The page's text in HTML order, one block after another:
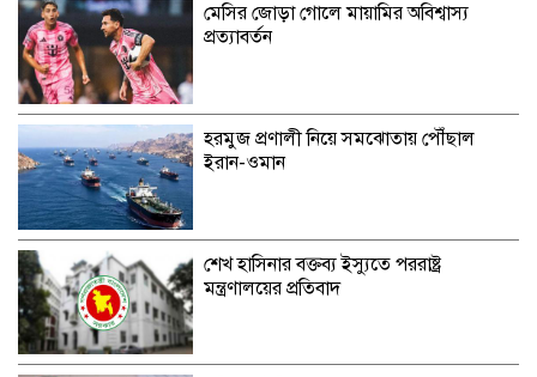
মেসির জোড়া গোলে মায়ামির অবিশ্বাস্য
প্রত্যাবর্তন
হরমুজ প্রণালী নিয়ে সমঝোতায় পৌঁছাল
ইরান-ওমান
শেখ হাসিনার বক্তব্য ইস্যুতে পররাষ্ট্র
মন্ত্রণালয়ের প্রতিবাদ